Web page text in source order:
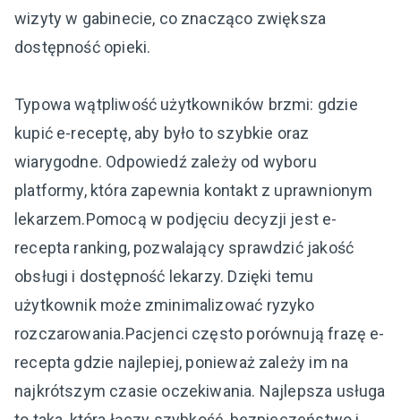
wizyty w gabinecie, co znacząco zwiększa
dostępność opieki.
Typowa wątpliwość użytkowników brzmi: gdzie
kupić e-receptę, aby było to szybkie oraz
wiarygodne. Odpowiedź zależy od wyboru
platformy, która zapewnia kontakt z uprawnionym
lekarzem.Pomocą w podjęciu decyzji jest e-
recepta ranking, pozwalający sprawdzić jakość
obsługi i dostępność lekarzy. Dzięki temu
użytkownik może zminimalizować ryzyko
rozczarowania.Pacjenci często porównują frazę e-
recepta gdzie najlepiej, ponieważ zależy im na
najkrótszym czasie oczekiwania. Najlepsza usługa